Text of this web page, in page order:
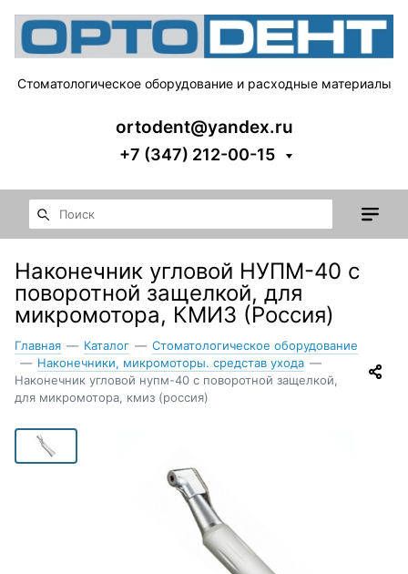
Стоматологическое оборудование и расходные материалы
ortodent@yandex.ru
+7 (347) 212-00-15
Наконечник угловой НУПМ-40 с
поворотной защелкой, для
микромотора, КМИЗ (Россия)
Главная — Каталог — Стоматологическое оборудование
— Наконечники, микромоторы. средстав ухода —
Наконечник угловой нупм-40 с поворотной защелкой,
для микромотора, кмиз (россия)